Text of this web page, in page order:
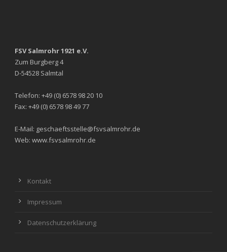
FSV Salmrohr 1921 e.V.
Zum Burgberg 4
D-54528 Salmtal
Telefon: +49 (0) 6578 98 20 10
Fax: +49 (0) 6578 98 49 77
E-Mail: geschaeftsstelle@fsvsalmrohr.de
Web: www.fsvsalmrohr.de
Kontakt
Impressum
Datenschutzerklärung